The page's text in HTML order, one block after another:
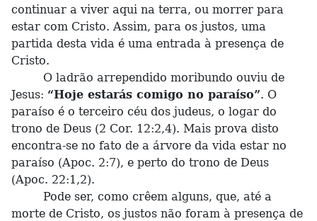
continuar a viver aqui na terra, ou morrer para
estar com Cristo. Assim, para os justos, uma
partida desta vida é uma entrada à presença de
Cristo.
O ladrão arrependido moribundo ouviu de
Jesus: “Hoje estarás comigo no paraíso”. O
paraíso é o terceiro céu dos judeus, o logar do
trono de Deus (2 Cor. 12:2,4). Mais prova disto
encontra-se no fato de a árvore da vida estar no
paraíso (Apoc. 2:7), e perto do trono de Deus
(Apoc. 22:1,2).
Pode ser, como crêem alguns, que, até a
morte de Cristo, os justos não foram à presença de